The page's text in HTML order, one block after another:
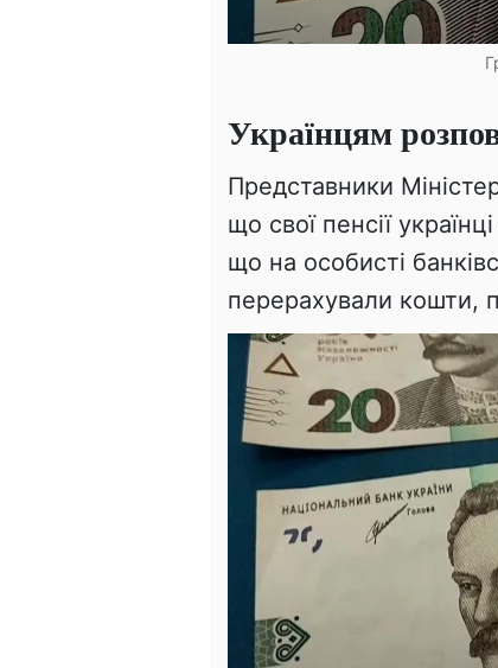
Українцям
Представники
що свої пенсії
що на особисті
перерахували кошти,